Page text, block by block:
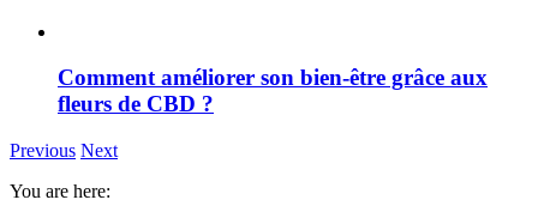
Comment améliorer son bien-être grâce aux
fleurs de CBD ?
Previous Next
You are here: